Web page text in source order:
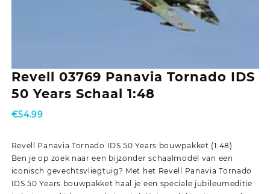
Revell 03769 Panavia Tornado IDS
50 Years Schaal 1:48
€54.99
Revell Panavia Tornado IDS 50 Years bouwpakket (1:48)
Ben je op zoek naar een bijzonder schaalmodel van een
iconisch gevechtsvliegtuig? Met het Revell Panavia Tornado
IDS 50 Years bouwpakket haal je een speciale jubileumeditie